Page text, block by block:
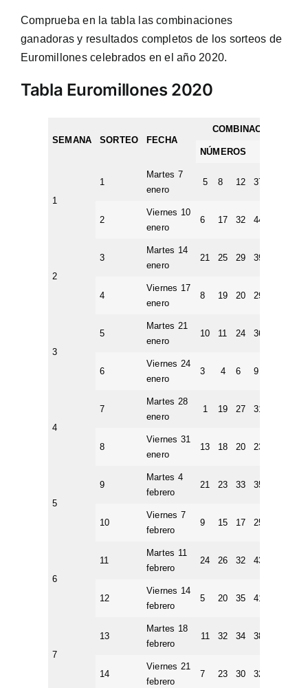
Comprueba en la tabla las combinaciones
ganadoras y resultados completos de los sorteos de
Euromillones celebrados en el año 2020.
Tabla Euromillones 2020
SEMANA SORTEO FECHA
COMBINACION
NÚMEROS
1
1
Martes 7
enero
5 8 12 37
2
Viernes 10
enero
6 17 32 44
2
3
Martes 14
enero
21 25 29 39
4
Viernes 17
enero
8 19 20 29
3
5
Martes 21
enero
10 11 24 36
6
Viernes 24
enero
3 4 6 9
4
7
Martes 28
enero
1 19 27 31
8
Viernes 31
enero
13 18 20 23
5
9
Martes 4
febrero
21 23 33 35
10
Viernes 7
febrero
9 15 17 25
6
11
Martes 11
febrero
24 26 32 43
12
Viernes 14
febrero
5 20 35 41
7
13
Martes 18
febrero
11 32 34 38
14
Viernes 21
febrero
7 23 30 32